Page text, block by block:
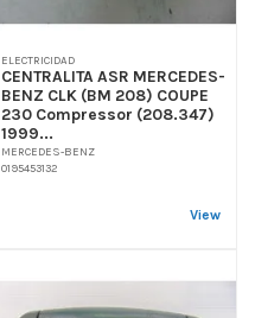
ELECTRICIDAD
CENTRALITA ASR MERCEDES-
BENZ CLK (BM 208) COUPE
230 Compressor (208.347)
1999...
MERCEDES-BENZ
0195453132
View